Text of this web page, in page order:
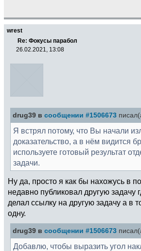
wrest
Re: Фокусы парабол
26.02.2021, 13:08
drug39 в сообщении #1506673
Я встрял потому, что Вы начали
доказательство, а в нём видится
используете готовый результат
задачи.
Ну да, просто я как бы нахожусь в
недавно публиковал другую задачу
делал ссылку на другую задачу а в
одну.
drug39 в сообщении #1506673
Добавлю, чтобы выразить угол